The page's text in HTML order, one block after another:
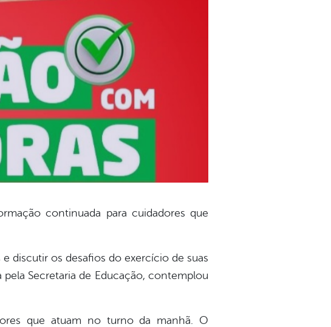
continuada para cuidadores que
discutir os desafios do exercício de suas
Secretaria de Educação, contemplou
que atuam no turno da manhã. O